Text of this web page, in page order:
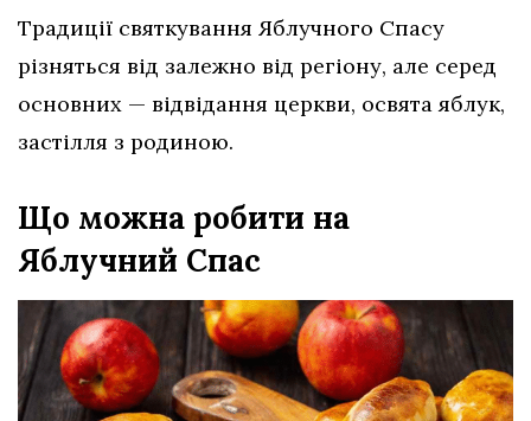
Традиції святкування Яблучного Спасу
різняться від залежно від регіону, але серед
основних — відвідання церкви, освята яблук,
застілля з родиною.
Що можна робити на
Яблучний Спас